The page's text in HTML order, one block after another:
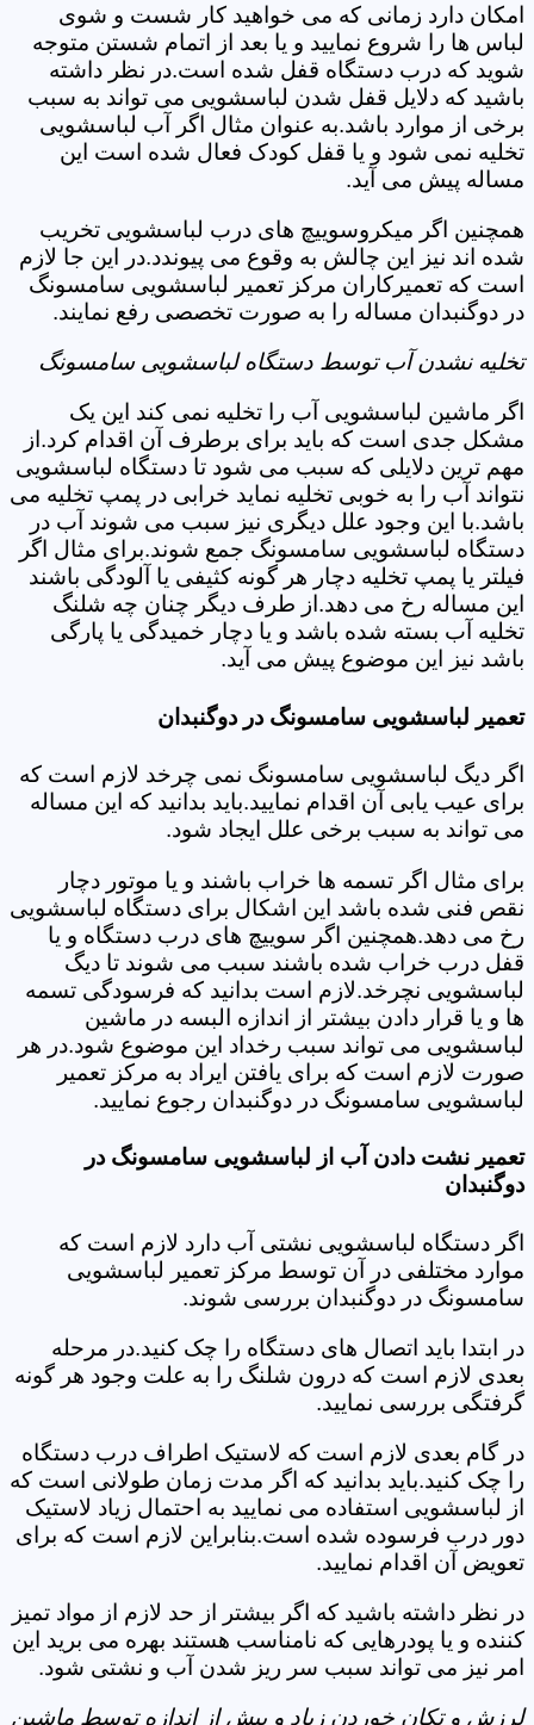
امکان دارد زمانی که می خواهید کار شست و شوی
لباس ها را شروع نمایید و یا بعد از اتمام شستن متوجه
شوید که درب دستگاه قفل شده است.در نظر داشته
باشید که دلایل قفل شدن لباسشویی می تواند به سبب
برخی از موارد باشد.به عنوان مثال اگر آب لباسشویی
تخلیه نمی شود و یا قفل کودک فعال شده است این
مساله پیش می آید.
همچنین اگر میکروسوییچ های درب لباسشویی تخریب
شده اند نیز این چالش به وقوع می پیوندد.در این جا لازم
است که تعمیرکاران مرکز تعمیر لباسشویی سامسونگ
در دوگنبدان مساله را به صورت تخصصی رفع نمایند.
تخلیه نشدن آب توسط دستگاه لباسشویی سامسونگ
اگر ماشین لباسشویی آب را تخلیه نمی کند این یک
مشکل جدی است که باید برای برطرف آن اقدام کرد.از
مهم ترین دلایلی که سبب می شود تا دستگاه لباسشویی
نتواند آب را به خوبی تخلیه نماید خرابی در پمپ تخلیه می
باشد.با این وجود علل دیگری نیز سبب می شوند آب در
دستگاه لباسشویی سامسونگ جمع شوند.برای مثال اگر
فیلتر یا پمپ تخلیه دچار هر گونه کثیفی یا آلودگی باشند
این مساله رخ می دهد.از طرف دیگر چنان چه شلنگ
تخلیه آب بسته شده باشد و یا دچار خمیدگی یا پارگی
باشد نیز این موضوع پیش می آید.
تعمیر لباسشویی سامسونگ در دوگنبدان
اگر دیگ لباسشویی سامسونگ نمی چرخد لازم است که
برای عیب یابی آن اقدام نمایید.باید بدانید که این مساله
می تواند به سبب برخی علل ایجاد شود.
برای مثال اگر تسمه ها خراب باشند و یا موتور دچار
نقص فنی شده باشد این اشکال برای دستگاه لباسشویی
رخ می دهد.همچنین اگر سوییچ های درب دستگاه و یا
قفل درب خراب شده باشند سبب می شوند تا دیگ
لباسشویی نچرخد.لازم است بدانید که فرسودگی تسمه
ها و یا قرار دادن بیشتر از اندازه البسه در ماشین
لباسشویی می تواند سبب رخداد این موضوع شود.در هر
صورت لازم است که برای یافتن ایراد به مرکز تعمیر
لباسشویی سامسونگ در دوگنبدان رجوع نمایید.
تعمیر نشت دادن آب از لباسشویی سامسونگ در
دوگنبدان
اگر دستگاه لباسشویی نشتی آب دارد لازم است که
موارد مختلفی در آن توسط مرکز تعمیر لباسشویی
سامسونگ در دوگنبدان بررسی شوند.
در ابتدا باید اتصال های دستگاه را چک کنید.در مرحله
بعدی لازم است که درون شلنگ را به علت وجود هر گونه
گرفتگی بررسی نمایید.
در گام بعدی لازم است که لاستیک اطراف درب دستگاه
را چک کنید.باید بدانید که اگر مدت زمان طولانی است که
از لباسشویی استفاده می نمایید به احتمال زیاد لاستیک
دور درب فرسوده شده است.بنابراین لازم است که برای
تعویض آن اقدام نمایید.
در نظر داشته باشید که اگر بیشتر از حد لازم از مواد تمیز
کننده و یا پودرهایی که نامناسب هستند بهره می برید این
امر نیز می تواند سبب سر ریز شدن آب و نشتی شود.
لرزش و تکان خوردن زیاد و بیش از اندازه توسط ماشین